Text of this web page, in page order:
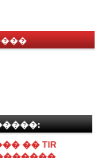
�� TIR